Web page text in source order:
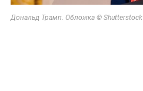
Дональд Трамп. Обложка © Shutterstock